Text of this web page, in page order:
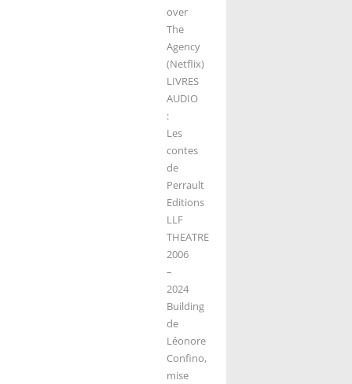
over
The
Agency
(Netflix)
LIVRES
AUDIO
:
Les
contes
de
Perrault
Editions
LLF
THEATRE
2006
–
2024
Building
de
Léonore
Confino,
mise